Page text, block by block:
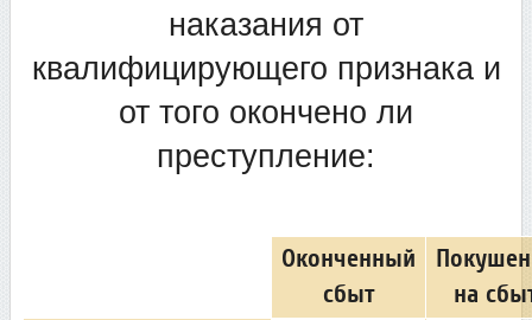
наказания от
квалифицирующего признака и
от того окончено ли
преступление:
Оконченный
сбыт
на